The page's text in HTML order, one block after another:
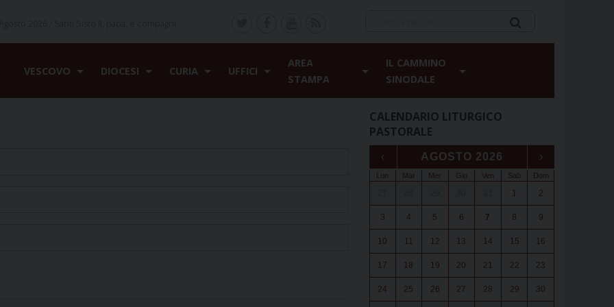
VESCOVO DIOCESI CURIA UFFICI
AREA
STAMPA
IL CAMMINO
SINODALE
CALENDARIO LITURGICO
PASTORALE
‹ AGOSTO 2026 ›
Lun Mar Mer Gio Ven Sab Dom
1 2
3 4 5 6 7 8 9
10 11 12 13 14 15 16
17 18 19 20 21 22 23
24 25 26 27 28 29 30